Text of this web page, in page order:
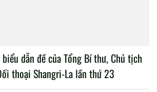
dẫn đề của Tổng Bí thư, Chủ tịch
thoại Shangri-La lần thứ 23